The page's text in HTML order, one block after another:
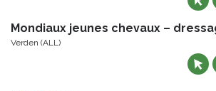
Mondiaux jeunes chevaux –
Verden (ALL)